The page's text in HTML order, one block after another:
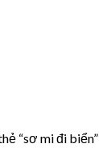
“sơ mi đi biển”